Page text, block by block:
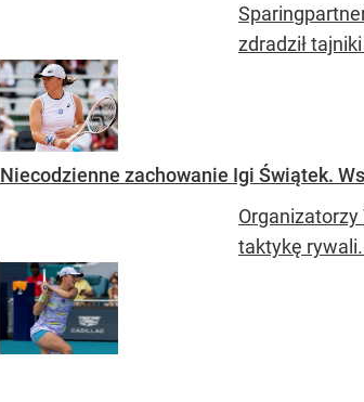
zdradził
Niecodzienne zachowanie Igi Świątek.
taktykę